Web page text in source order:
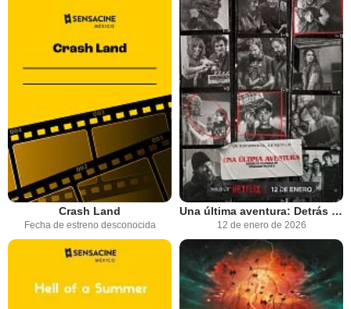
Crash Land
Fecha de estreno desconocida
Una última aventura: Detrás de cámaras de Stranger Things 5
12 de enero de 2026